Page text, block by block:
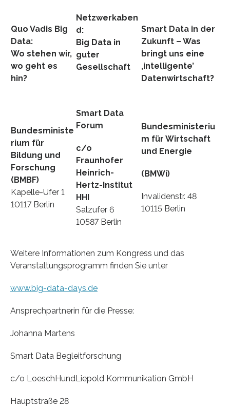
Quo Vadis Big
Data:
Wo stehen wir,
wo geht es
hin?
Netzwerkaben
d:
Big Data in
guter
Gesellschaft
Smart Data in der
Zukunft – Was
bringt uns eine
‚intelligente’
Datenwirtschaft?
Bundesministe
rium für
Bildung und
Forschung
(BMBF)
Kapelle-Ufer 1
10117 Berlin
Smart Data
Forum
c/o
Fraunhofer
Heinrich-
Hertz-Institut
HHI
Salzufer 6
10587 Berlin
Bundesministeriu
m für Wirtschaft
und Energie
(BMWi)
Invalidenstr. 48
10115 Berlin
Weitere Informationen zum Kongress und das
Veranstaltungsprogramm finden Sie unter
www.big-data-days.de
Ansprechpartnerin für die Presse:
Johanna Martens
Smart Data Begleitforschung
c/o LoeschHundLiepold Kommunikation GmbH
Hauptstraße 28